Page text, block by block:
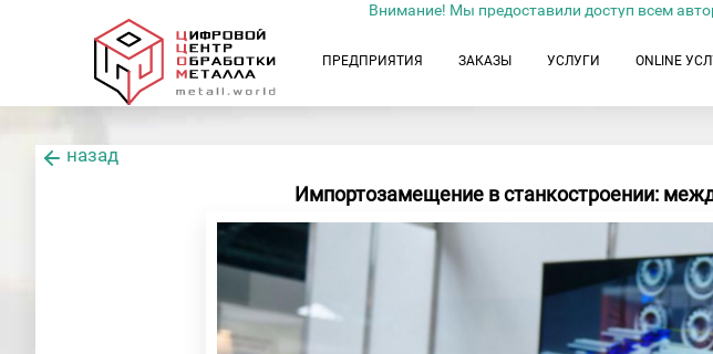
Внимание! Мы предоставили доступ всем
ПРЕДПРИЯТИЯ ЗАКАЗЫ УСЛУГИ ONLINE
назад
Импортозамещение в станкостроении: